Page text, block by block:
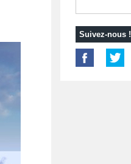
Suivez-nous !